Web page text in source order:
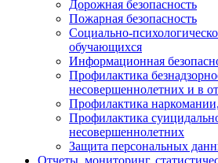
Дорожная безопасность
Пожарная безопасность
Социально-
обучающихся
Информационная
Профилактика
несовершеннолетних и в
Профилактика
Профилактика
несовершеннолетних
Защита персональных